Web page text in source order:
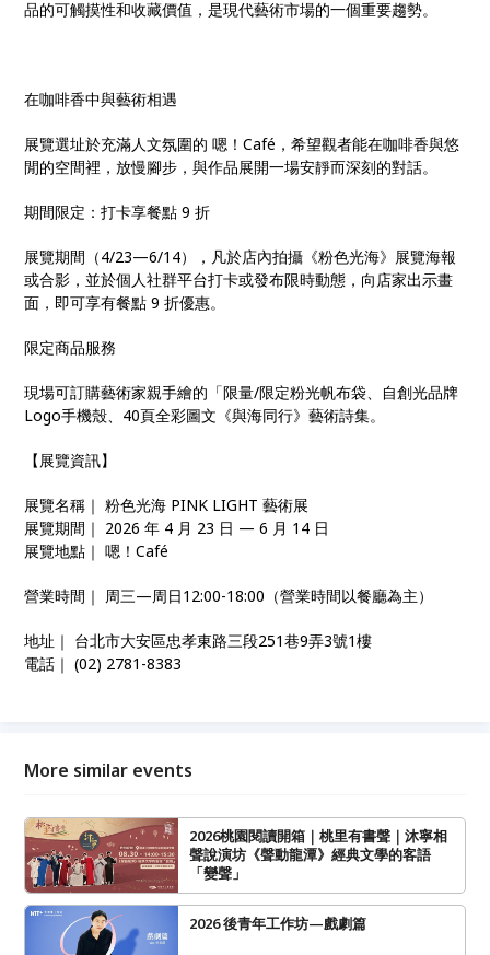
品的可觸摸性和收藏價值，是現代藝術市場的一個重要趨勢。
在咖啡香中與藝術相遇
展覽選址於充滿人文氛圍的 嗯！Café，希望觀者能在咖啡香與悠
閒的空間裡，放慢腳步，與作品展開一場安靜而深刻的對話。
期間限定：打卡享餐點 9 折
展覽期間（4/23—6/14），凡於店內拍攝《粉色光海》展覽海報
或合影，並於個人社群平台打卡或發布限時動態，向店家出示畫
面，即可享有餐點 9 折優惠。
限定商品服務
現場可訂購藝術家親手繪的「限量/限定粉光帆布袋、自創光品牌
Logo手機殼、40頁全彩圖文《與海同行》藝術詩集。
【展覽資訊】
展覽名稱｜ 粉色光海 PINK LIGHT 藝術展
展覽期間｜ 2026 年 4 月 23 日 — 6 月 14 日
展覽地點｜ 嗯！Café
營業時間｜ 周三—周日12:00-18:00（營業時間以餐廳為主）
地址｜ 台北市大安區忠孝東路三段251巷9弄3號1樓
電話｜ (02) 2781-8383
More similar events
2026桃園閱讀開箱｜桃里有書聲｜沐寧相
聲說演坊《聲動龍潭》經典文學的客語
「變聲」
2026 後青年工作坊—戲劇篇